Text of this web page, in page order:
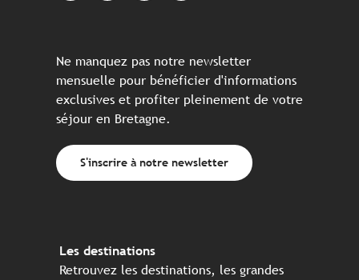
Ne manquez pas notre newsletter
mensuelle pour bénéficier d'informations
exclusives et profiter pleinement de votre
séjour en Bretagne.
S'inscrire à notre newsletter
Les destinations
Retrouvez les destinations, les grandes